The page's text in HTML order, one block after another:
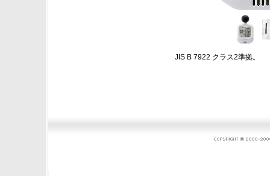
JIS B 7922 クラス2準拠。